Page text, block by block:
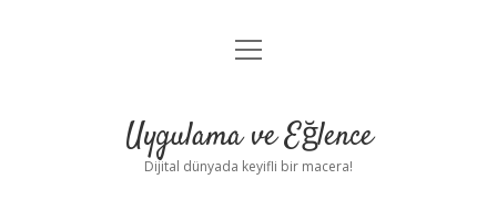
Anasayfa
Yasal Uyarı
menüyü
Uygulama ve Eğlence
Dijital dünyada keyifli bir macera!